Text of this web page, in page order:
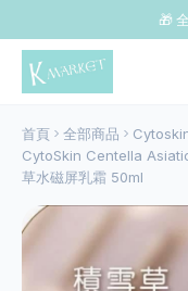
🎁
首頁 全部商品
CytoSkin Centella
草水磁屏乳霜 50ml